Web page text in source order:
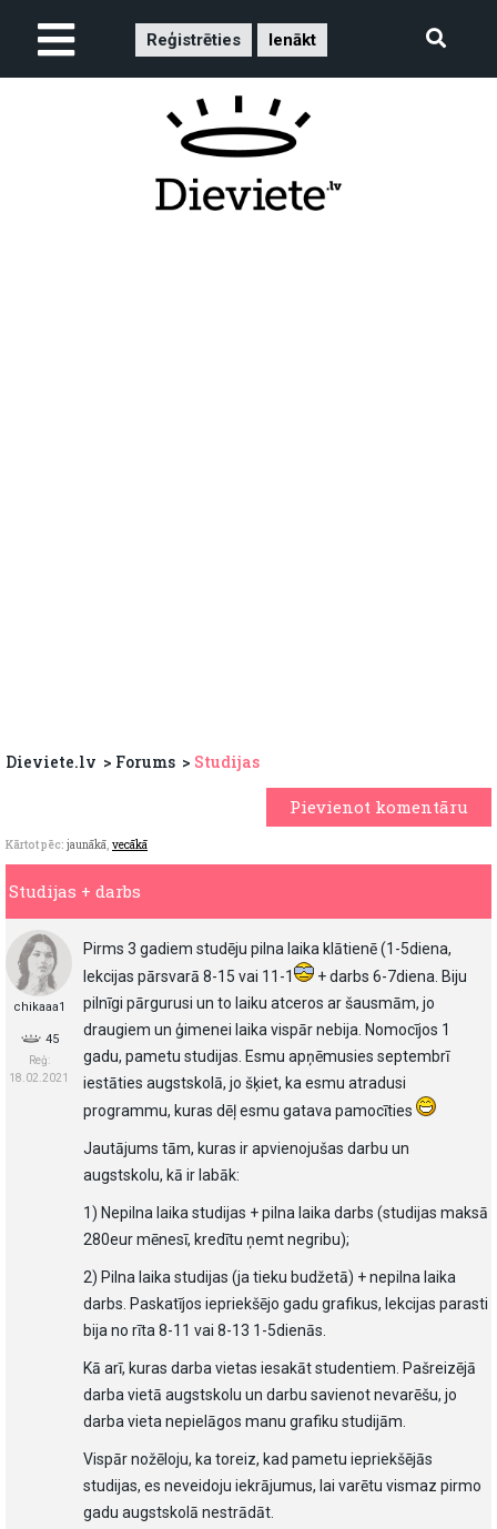
Reģistrēties Ienākt
Dieviete.lv Forums Studijas
Pievienot komentāru
Kārtot pēc: jaunākā, vecākā
Studijas + darbs
chikaaa1
45
Reģ:
18.02.2021
Pirms 3 gadiem studēju pilna laika klātienē (1-5diena,
lekcijas pārsvarā 8-15 vai 11-1
+ darbs 6-7diena. Biju
pilnīgi pārgurusi un to laiku atceros ar šausmām, jo
draugiem un ģimenei laika vispār nebija. Nomocījos 1
gadu, pametu studijas. Esmu apņēmusies septembrī
iestāties augstskolā, jo šķiet, ka esmu atradusi
programmu, kuras dēļ esmu gatava pamocīties
Jautājums tām, kuras ir apvienojušas darbu un
augstskolu, kā ir labāk:
1) Nepilna laika studijas + pilna laika darbs (studijas maksā
280eur mēnesī, kredītu ņemt negribu);
2) Pilna laika studijas (ja tieku budžetā) + nepilna laika
darbs. Paskatījos iepriekšējo gadu grafikus, lekcijas parasti
bija no rīta 8-11 vai 8-13 1-5dienās.
Kā arī, kuras darba vietas iesakāt studentiem. Pašreizējā
darba vietā augstskolu un darbu savienot nevarēšu, jo
darba vieta nepielāgos manu grafiku studijām.
Vispār nožēloju, ka toreiz, kad pametu iepriekšējās
studijas, es neveidoju iekrājumus, lai varētu vismaz pirmo
gadu augstskolā nestrādāt.